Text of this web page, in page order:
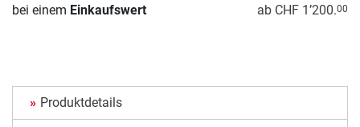
bei einem Einkaufswert ab CHF 1’200.00
Produktdetails